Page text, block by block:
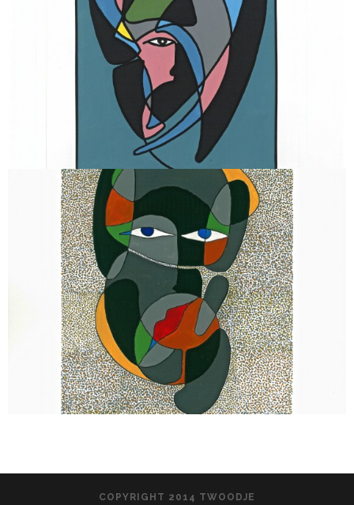
COPYRIGHT 2014 TWOODJE